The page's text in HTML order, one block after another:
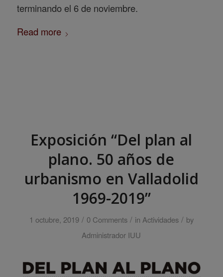
terminando el 6 de noviembre.
Read more
Exposición “Del plan al
plano. 50 años de
urbanismo en Valladolid
1969-2019”
1 octubre, 2019 / 0 Comments / in Actividades / by
Administrador IUU